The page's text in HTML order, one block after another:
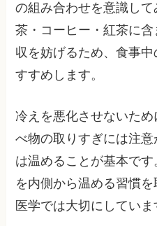
の組み合わせを意識し
茶・コーヒー・紅茶に
収を妨げるため、食事
すすめします。
冷えを悪化させないた
べ物の取りすぎには注
は温めることが基本で
を内側から温める習慣
医学では大切にしていま